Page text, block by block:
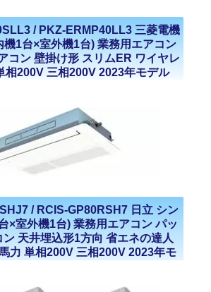
/ PKZ-ERMP40LL3 三菱電機
機1台×室外機1台) 業務用エアコン
コン 壁掛け形 スリムER ワイヤレ
相200V 三相200V 2023年モデル
/ RCIS-GP80RSH7 日立 シン
×室外機1台) 業務用エアコン パッ
天井埋込形1方向 省エネの達人
力 単相200V 三相200V 2023年モ